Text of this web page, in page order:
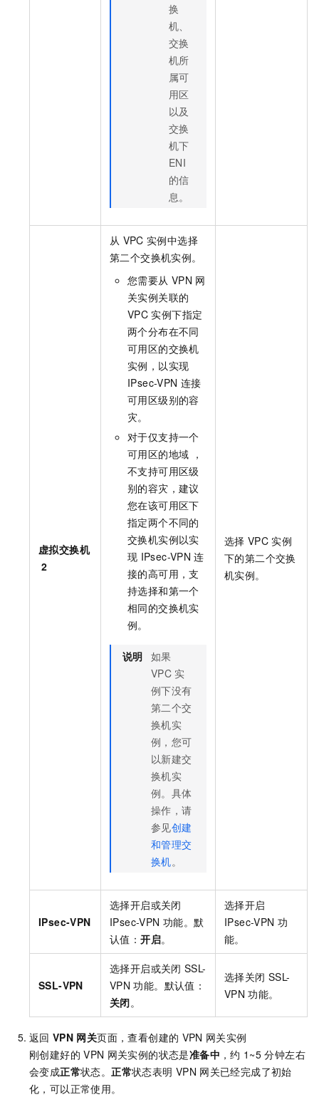
换
机、
交换
机所
属可
用区
以及
交换
机下
ENI
的信
息。
虚拟交换机
2
从 VPC 实例中选择
第二个交换机实例。
您需要从 VPN 网
关实例关联的
VPC 实例下指定
两个分布在不同
可用区的交换机
实例，以实现
IPsec-VPN 连接
可用区级别的容
灾。
对于仅支持一个
可用区的地域 ，
不支持可用区级
别的容灾，建议
您在该可用区下
指定两个不同的
交换机实例以实
现 IPsec-VPN 连
接的高可用，支
持选择和第一个
相同的交换机实
例。
说明 如果
VPC 实
例下没有
第二个交
换机实
例，您可
以新建交
换机实
例。具体
操作，请
参见创建
和管理交
换机。
选择 VPC 实例
下的第二个交换
机实例。
IPsec-VPN
选择开启或关闭
IPsec-VPN 功能。默
认值：开启。
选择开启
IPsec-VPN 功
能。
SSL-VPN
选择开启或关闭 SSL-
VPN 功能。默认值：
关闭。
选择关闭 SSL-
VPN 功能。
返回 VPN 网关页面，查看创建的 VPN 网关实例
刚创建好的 VPN 网关实例的状态是准备中 ，约 1~5 分钟左右
会变成正常状态。正常状态表明 VPN 网关已经完成了初始
化，可以正常使用。